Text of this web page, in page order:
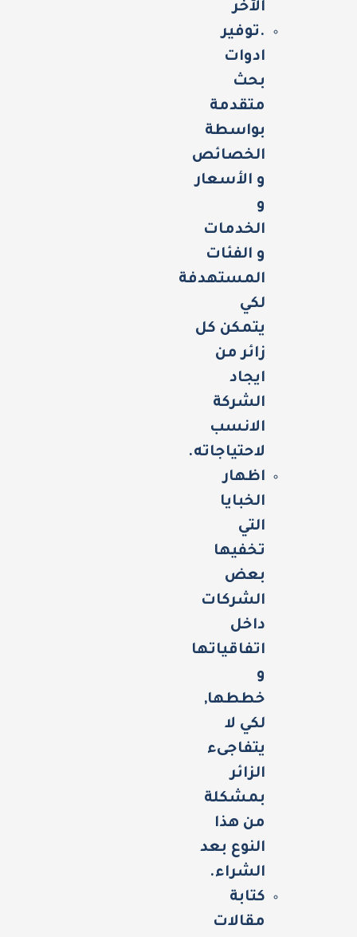
الآخر
.توفير
ادوات
بحث
متقدمة
بواسطة
الخصائص
و الأسعار
و
الخدمات
و الفئات
المستهدفة
لكي
يتمكن كل
زائر من
ايجاد
الشركة
الانسب
لاحتياجاته.
اظهار
الخبايا
التي
تخفيها
بعض
الشركات
داخل
اتفاقياتها
و
خططها,
لكي لا
يتفاجىء
الزائر
بمشكلة
من هذا
النوع بعد
الشراء.
كتابة
مقالات